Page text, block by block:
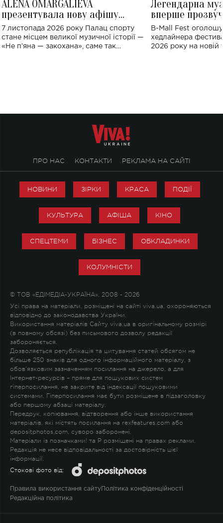
ALENA OMARGALIEVA
презентувала нову афішу
великого концерту в Палаці
спорту
7 листопада 2026 року Палац спорту
стане місцем великої музичної історії —
«Не пʼяна — закохана», саме так
Легендарна
вперше
Україні: де
B-Mall Fest
хедлайнера
2026 року на новій
ПРО НАС КОНТАКТИ РЕКЛАМА НА САЙТІ
НОВИНИ ЗІРКИ КРАСА ПОДІЇ
КУЛЬТУРА АФІША КІНО
СПЕЦТЕМИ БІЗНЕС ОБКЛАДИНКИ
КОЛУМНІСТИ
© ТОВ «ЕДІМЕДІА-УКРАЇНА», 2008 - 2026
Усі права на матеріали, розміщені на сайті viva.ua, охороняються
відповідно до законодавства України.
Використання матеріалів Сайту viva.ua в оригінальному розмірі
(в повному обсязі) без письмового дозволу редакції
забороняється.
Дозволяється републікація та цитування статей обсягом не
більше 250 знаків для одного інформаційного матеріалу, з
обов'язковим зазначенням посилання на джерело, а для
Інтернет-ресурсів – пряме для пошукових систем
гіперпосилання, не закрите від індексації пошуковими
системами. Гіперпосилання має бути розміщене в підзаголовку
або першому абзаці матеріалу.
Передрук, копіювання, відтворення або інше використання
матеріалів, які містять посилання на rexfeatures.com або
depositphotos.com, суворо заборонені.
Матеріали із позначками! та P розміщені на правах реклами.
Редакція не несе відповідальності за достовірність цієї
інформації.
Стокові фото від:
Правила використання сайту Політика конфіденційності
Редакційна політика